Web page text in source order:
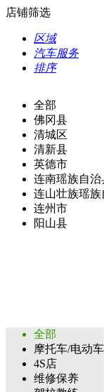
店铺筛选
区域
汽车服务
排序
全部
佛冈县
清城区
清新县
英德市
连南瑶族自治
连山壮族瑶族
连州市
阳山县
全部
摩托车/电动车
4S店
维修保养